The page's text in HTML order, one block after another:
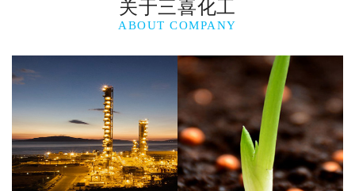
关于三喜化工
ABOUT COMPANY